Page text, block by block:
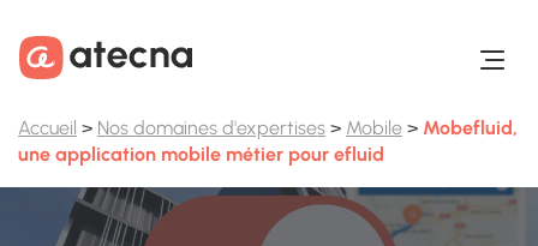
Accueil > Nos domaines d'expertises > Mobile > Mobefluid,
une application mobile métier pour efluid